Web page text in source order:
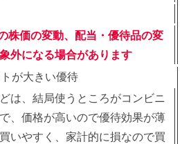
株価の変動、配当 ・優待品の変
外になる場合があります
が大きい優待
は、結局使うところがコンビニ
、価格が高いので優待効果が薄
いやすく、家計的に損なので買